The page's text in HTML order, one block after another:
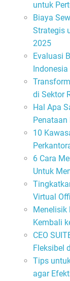
untuk
Biaya
Strategis
2025
Evaluasi
di Sektor
Hal Apa
Penataan
10
6 Cara
Untuk
Virtual
Menelisik
Kembali
CEO
Fleksibel
Tips
agar